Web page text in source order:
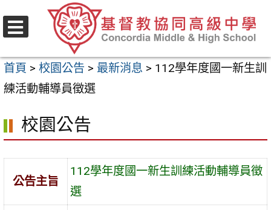
至
要
內
區
首頁 > 校園公告 > 最新消息 > 112學年度國一新生訓
練活動輔導員徵選
校園公告
公告主旨
112學年度國一新生訓練活動輔導員徵
選
選
單